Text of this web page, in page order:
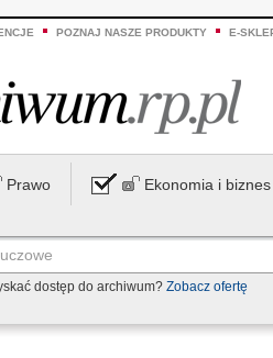
POZNAJ NASZE PRODUKTY E-
Prawo Ekonomia i biznes
dostęp do archiwum? Zobacz ofertę